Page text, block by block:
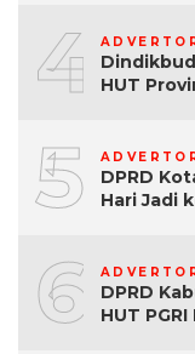
4
HUT
5
DPRD
Hari Jadi
6
DPRD
HUT